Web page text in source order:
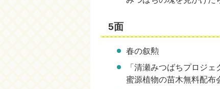
5面
春の叙勲
「清瀬みつばちプロジェ
蜜源植物の苗木無料配布